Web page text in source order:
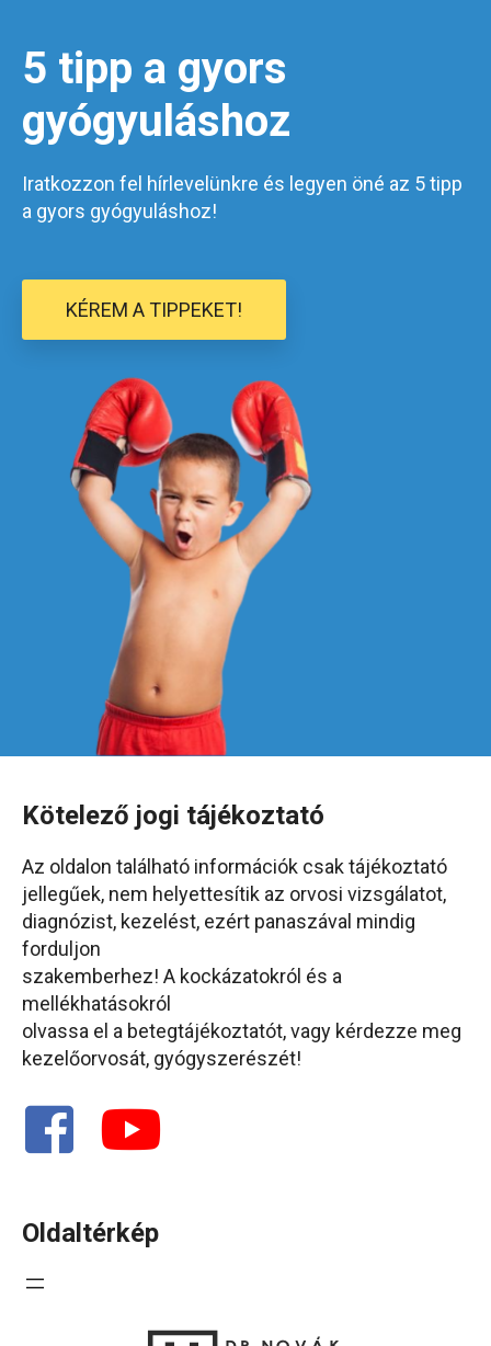
5 tipp a gyors
gyógyuláshoz
Iratkozzon fel hírlevelünkre és legyen öné az 5 tipp
a gyors gyógyuláshoz!
KÉREM A TIPPEKET!
Kötelező jogi tájékoztató
Az oldalon található információk csak tájékoztató
jellegűek, nem helyettesítik az orvosi vizsgálatot,
diagnózist, kezelést, ezért panaszával mindig
forduljon
szakemberhez! A kockázatokról és a
mellékhatásokról
olvassa el a betegtájékoztatót, vagy kérdezze meg
kezelőorvosát, gyógyszerészét!
Oldaltérkép